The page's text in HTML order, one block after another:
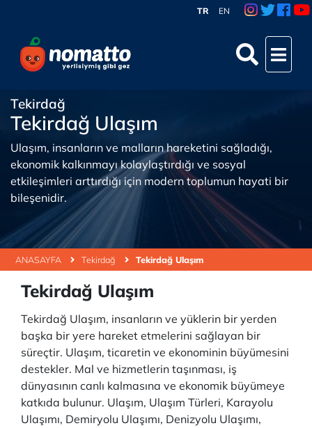
TR EN
ANASAYFA Tekirdağ Tekirdağ Ulaşım
Tekirdağ
Tekirdağ Ulaşım
Ulaşım, insanların ve malların hareketini sağladığı,
ekonomik kalkınmayı kolaylaştırdığı ve sosyal
etkileşimleri arttırdığı için modern toplumun hayati bir
bileşenidir.
Tekirdağ Ulaşım
Tekirdağ Ulaşım, insanların ve yüklerin bir yerden
başka bir yere hareket etmelerini sağlayan bir
süreçtir. Ulaşım, ticaretin ve ekonominin büyümesini
destekler. Mal ve hizmetlerin taşınması, iş
dünyasının canlı kalmasına ve ekonomik büyümeye
katkıda bulunur. Ulaşım, Ulaşım Türleri, Karayolu
Ulaşımı, Demiryolu Ulaşımı, Denizyolu Ulaşımı,